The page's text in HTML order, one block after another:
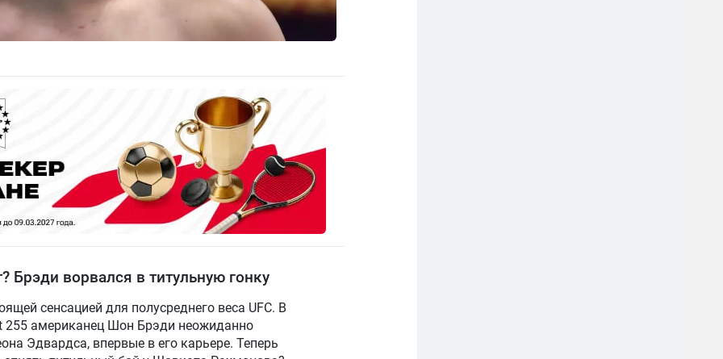
Брэди ворвался в титульную гонку
сенсацией для полусреднего веса UFC. В
255 американец Шон Брэди неожиданно
Эдвардса, впервые в его карьере. Теперь